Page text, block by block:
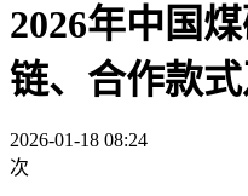
2026年中国
链、合作款
2026-01-18 08:24
次